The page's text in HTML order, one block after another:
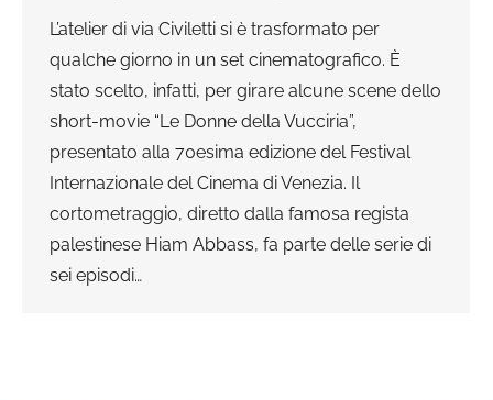
L’atelier di via Civiletti si è trasformato per
qualche giorno in un set cinematografico. È
stato scelto, infatti, per girare alcune scene dello
short-movie “Le Donne della Vucciria”,
presentato alla 70esima edizione del Festival
Internazionale del Cinema di Venezia. Il
cortometraggio, diretto dalla famosa regista
palestinese Hiam Abbass, fa parte delle serie di
sei episodi…